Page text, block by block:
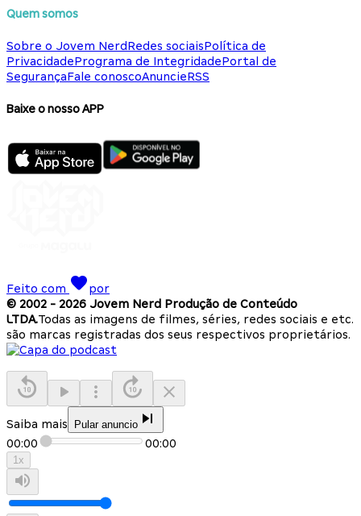
Quem somos
Sobre o Jovem NerdRedes sociaisPolítica de
PrivacidadePrograma de IntegridadePortal de
SegurançaFale conoscoAnuncieRSS
Baixe o nosso APP
Feito com
por
© 2002 - 2026 Jovem Nerd Produção de Conteúdo
LTDA.Todas as imagens de filmes, séries, redes sociais e etc.
são marcas registradas dos seus respectivos proprietários.
Saiba mais Pular anuncio
00:00 00:00
1x